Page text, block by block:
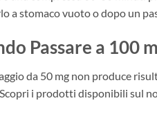
a stomaco vuoto o dopo un
Passare a 100
da 50 mg non produce
i prodotti disponibili sul